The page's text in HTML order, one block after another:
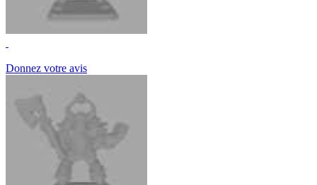
Donnez votre avis